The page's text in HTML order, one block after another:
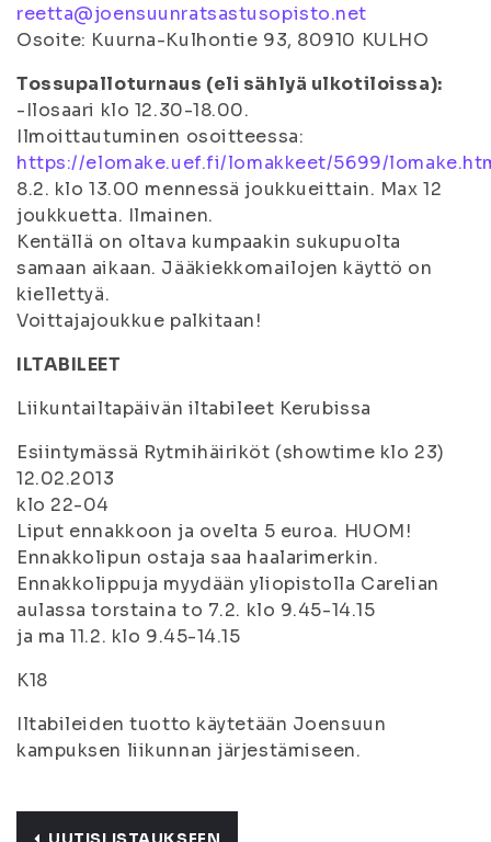
reetta@joensuunratsastusopisto.net
Osoite: Kuurna-Kulhontie 93, 80910 KULHO
Tossupalloturnaus (eli sählyä ulkotiloissa):
-Ilosaari klo 12.30-18.00.
Ilmoittautuminen osoitteessa:
https://elomake.uef.fi/lomakkeet/5699/
8.2. klo 13.00 mennessä joukkueittain. Max 12
joukkuetta. Ilmainen.
Kentällä on oltava kumpaakin sukupuolta
samaan aikaan. Jääkiekkomailojen käyttö on
kiellettyä.
Voittajajoukkue palkitaan!
ILTABILEET
Liikuntailtapäivän iltabileet Kerubissa
Esiintymässä Rytmihäiriköt (showtime klo 23)
12.02.2013
klo 22-04
Liput ennakkoon ja ovelta 5 euroa. HUOM!
Ennakkolipun ostaja saa haalarimerkin.
Ennakkolippuja myydään yliopistolla Carelian
aulassa torstaina to 7.2. klo 9.45-14.15
ja ma 11.2. klo 9.45-14.15
K18
Iltabileiden tuotto käytetään Joensuun
kampuksen liikunnan järjestämiseen.